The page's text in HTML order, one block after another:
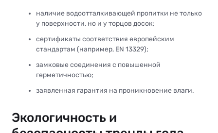
наличие водоотталкивающей пропитки не только
у поверхности, но и у торцов досок;
сертификаты соответствия европейским
стандартам (например, EN 13329);
замковые соединения с повышенной
герметичностью;
заявленная гарантия на проникновение влаги.
Экологичность и